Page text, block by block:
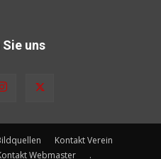
uns
Kontakt Verein
Webmaster .